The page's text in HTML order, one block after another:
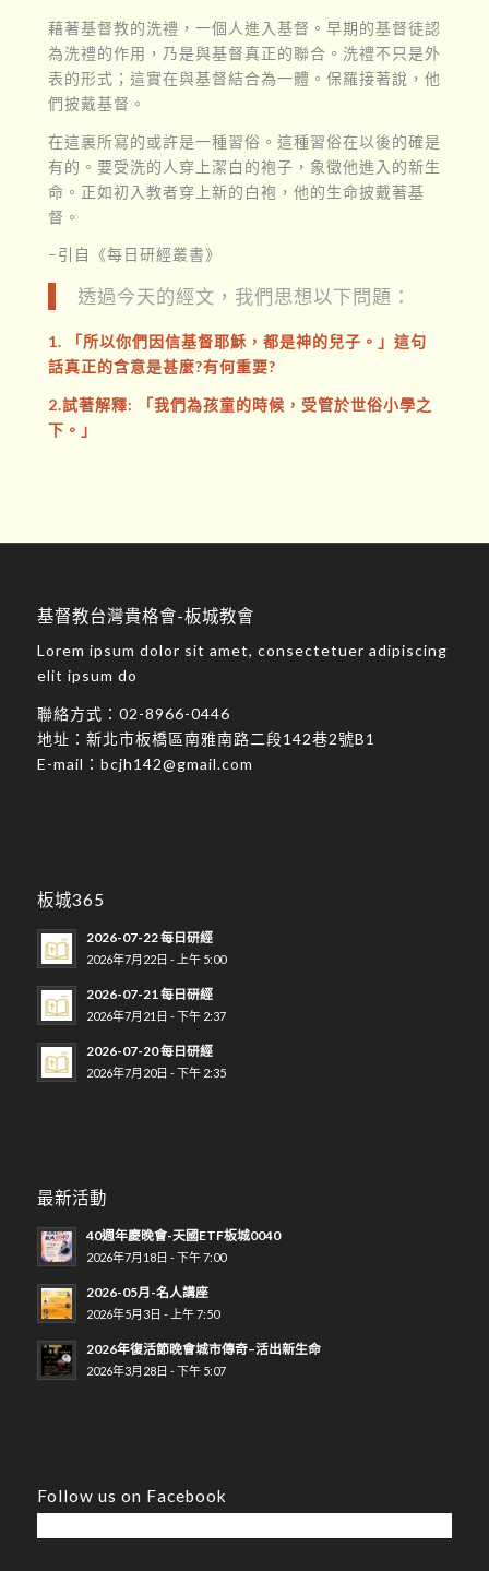
藉著基督教的洗禮，一個人進入基督。早期的基督徒認
為洗禮的作用，乃是與基督真正的聯合。洗禮不只是外
表的形式；這實在與基督結合為一體。保羅接著說，他
們披戴基督。
在這裏所寫的或許是一種習俗。這種習俗在以後的確是
有的。要受洗的人穿上潔白的袍子，象徵他進入的新生
命。正如初入教者穿上新的白袍，他的生命披戴著基
督。
–引自《每日研經叢書》
透過今天的經文，我們思想以下問題：
1. 「所以你們因信基督耶穌，都是神的兒子。」這句
話真正的含意是甚麼?有何重要?
2.試著解釋: 「我們為孩童的時候，受管於世俗小學之
下。」
基督教台灣貴格會-板城教會
Lorem ipsum dolor sit amet, consectetuer adipiscing
elit ipsum do
聯絡方式： 02-8966-0446
地址： 新北市板橋區南雅南路二段142巷2號B1
E-mail： bcjh142@gmail.com
板城365
2026-07-22 每日研經
2026年7月22日 - 上午 5:00
2026-07-21 每日研經
2026年7月21日 - 下午 2:37
2026-07-20 每日研經
2026年7月20日 - 下午 2:35
最新活動
40週年慶晚會-天國ETF板城0040
2026年7月18日 - 下午 7:00
2026-05月-名人講座
2026年5月3日 - 上午 7:50
2026年復活節晚會城市傳奇–活出新生命
2026年3月28日 - 下午 5:07
Follow us on Facebook